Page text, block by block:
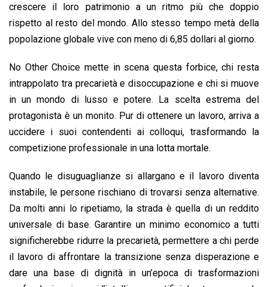
crescere il loro patrimonio a un ritmo più che doppio
rispetto al resto del mondo. Allo stesso tempo metà della
popolazione globale vive con meno di 6,85 dollari al giorno.
No Other Choice mette in scena questa forbice, chi resta
intrappolato tra precarietà e disoccupazione e chi si muove
in un mondo di lusso e potere. La scelta estrema del
protagonista è un monito. Pur di ottenere un lavoro, arriva a
uccidere i suoi contendenti ai colloqui, trasformando la
competizione professionale in una lotta mortale.
Quando le disuguaglianze si allargano e il lavoro diventa
instabile, le persone rischiano di trovarsi senza alternative.
Da molti anni lo ripetiamo, la strada è quella di un reddito
universale di base. Garantire un minimo economico a tutti
significherebbe ridurre la precarietà, permettere a chi perde
il lavoro di affrontare la transizione senza disperazione e
dare una base di dignità in un’epoca di trasformazioni